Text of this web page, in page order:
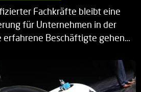
Fachkräfte bleibt eine
für Unternehmen in der
erfahrene Beschäftigte gehen…